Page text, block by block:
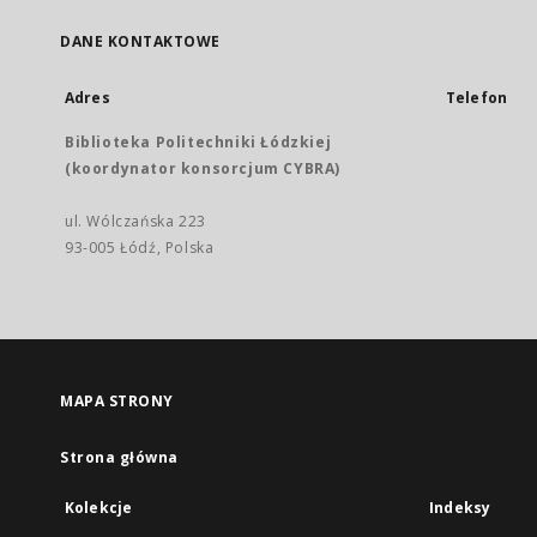
DANE KONTAKTOWE
Adres
Biblioteka Politechniki Łódzkiej
(koordynator konsorcjum CYBRA)
ul. Wólczańska 223
93-005 Łódź, Polska
Telefon
MAPA STRONY
Strona główna
Kolekcje Indeksy